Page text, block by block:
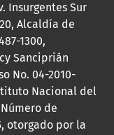
Insurgentes Sur
Alcaldía de
1300,
Sanciprián
No. 04-2010-
Nacional del
de
otorgado por la